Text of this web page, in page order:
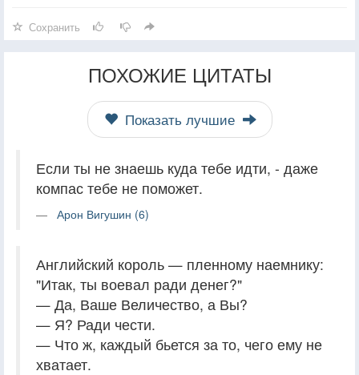
Сохранить
ПОХОЖИЕ ЦИТАТЫ
Показать лучшие
Если ты не знаешь куда тебе идти, - даже
компас тебе не поможет.
Арон Вигушин (6)
Английский король — пленному наемнику:
"Итак, ты воевал ради денег?"
— Да, Ваше Величество, а Вы?
— Я? Ради чести.
— Что ж, каждый бьется за то, чего ему не
хватает.